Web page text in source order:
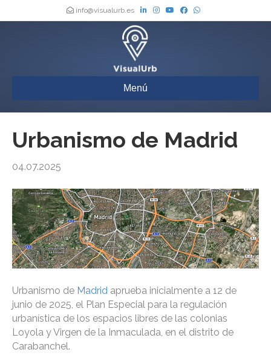
info@visualurb.es
Menú
Urbanismo de Madrid
04.07.2025
Urbanismo de Madrid aprueba inicialmente a 12 de
junio de 2025, el Plan Especial para la regulación
urbanística de los espacios libres de las colonias
Loyola y Virgen de la Inmaculada, en el distrito de
Carabanchel.